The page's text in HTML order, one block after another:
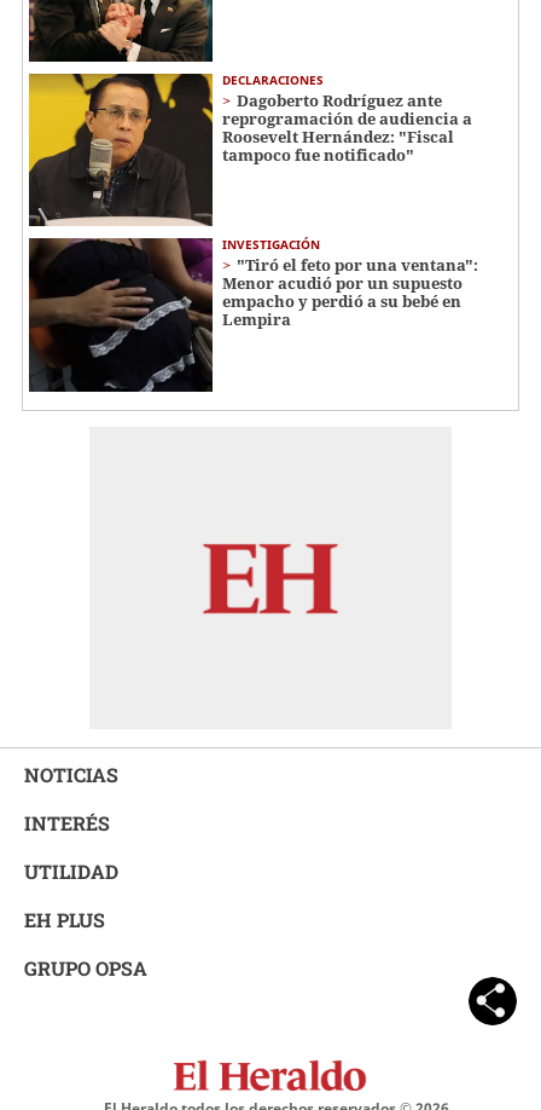
DECLARACIONES
Dagoberto Rodríguez ante
reprogramación de audiencia a
Roosevelt Hernández: "Fiscal
tampoco fue notificado"
INVESTIGACIÓN
"Tiró el feto por una ventana":
Menor acudió por un supuesto
empacho y perdió a su bebé en
Lempira
NOTICIAS
INTERÉS
UTILIDAD
EH PLUS
GRUPO OPSA